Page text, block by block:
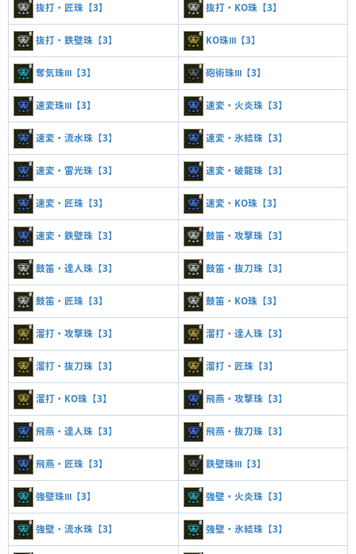
抜打・匠珠【3】 抜打・KO珠【3】
抜打・鉄壁珠【3】 KO珠Ⅲ【3】
奪気珠Ⅲ【3】 砲術珠Ⅲ【3】
速変珠Ⅲ【3】 速変・火炎珠【3】
速変・流水珠【3】 速変・氷結珠【3】
速変・雷光珠【3】 速変・破龍珠【3】
速変・匠珠【3】 速変・KO珠【3】
速変・鉄壁珠【3】 鼓笛・攻撃珠【3】
鼓笛・達人珠【3】 鼓笛・抜刀珠【3】
鼓笛・匠珠【3】 鼓笛・KO珠【3】
溜打・攻撃珠【3】 溜打・達人珠【3】
溜打・抜刀珠【3】 溜打・匠珠【3】
溜打・KO珠【3】 飛燕・攻撃珠【3】
飛燕・達人珠【3】 飛燕・抜刀珠【3】
飛燕・匠珠【3】 鉄壁珠Ⅲ【3】
強壁珠Ⅲ【3】 強壁・火炎珠【3】
強壁・流水珠【3】 強壁・氷結珠【3】